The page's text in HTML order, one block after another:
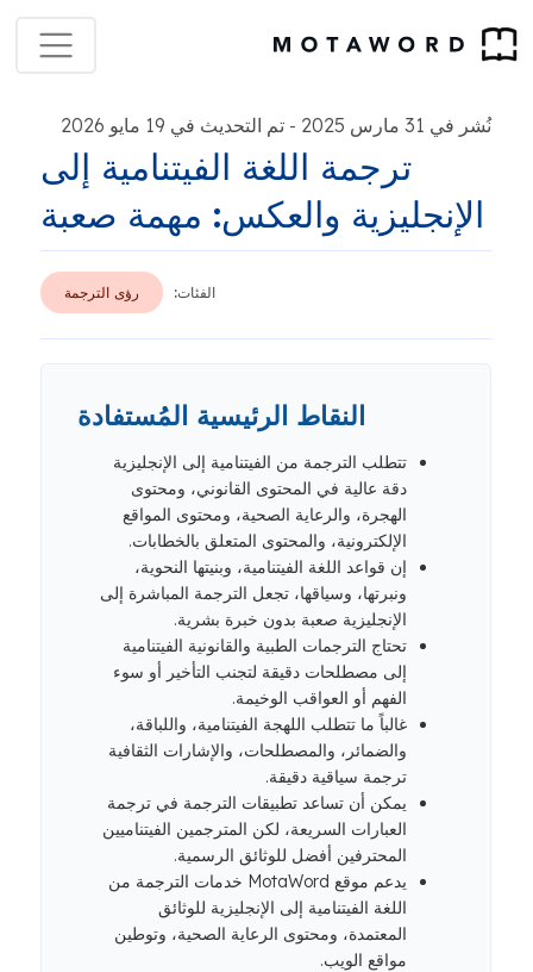
نُشر في 31 مارس 2025 - تم التحديث في 19 مايو 2026
ترجمة اللغة الفيتنامية إلى
الإنجليزية والعكس: مهمة صعبة
الفئات: رؤى الترجمة
النقاط الرئيسية المُستفادة
تتطلب الترجمة من الفيتنامية إلى الإنجليزية
دقة عالية في المحتوى القانوني، ومحتوى
الهجرة، والرعاية الصحية، ومحتوى المواقع
الإلكترونية، والمحتوى المتعلق بالخطابات.
إن قواعد اللغة الفيتنامية، وبنيتها النحوية،
ونبرتها، وسياقها، تجعل الترجمة المباشرة إلى
الإنجليزية صعبة بدون خبرة بشرية.
تحتاج الترجمات الطبية والقانونية الفيتنامية
إلى مصطلحات دقيقة لتجنب التأخير أو سوء
الفهم أو العواقب الوخيمة.
غالباً ما تتطلب اللهجة الفيتنامية، واللباقة،
والضمائر، والمصطلحات، والإشارات الثقافية
ترجمة سياقية دقيقة.
يمكن أن تساعد تطبيقات الترجمة في ترجمة
العبارات السريعة، لكن المترجمين الفيتناميين
المحترفين أفضل للوثائق الرسمية.
يدعم موقع MotaWord خدمات الترجمة من
اللغة الفيتنامية إلى الإنجليزية للوثائق
المعتمدة، ومحتوى الرعاية الصحية، وتوطين
مواقع الويب.